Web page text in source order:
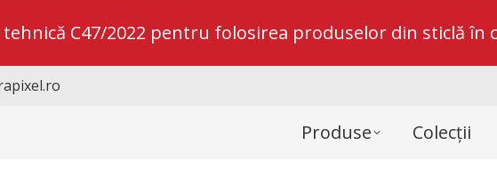
Produse Colecții
tehnică C47/2022 pentru folosirea produselor din sticlă în